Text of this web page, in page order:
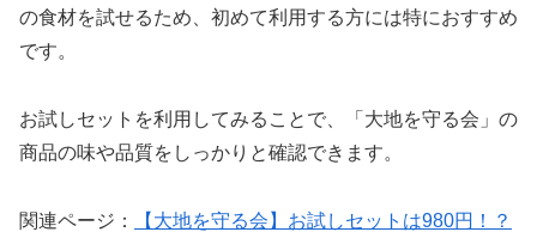
の食材を試せるため、初めて利用する方には特におすすめ
です。
お試しセットを利用してみることで、「大地を守る会」の
商品の味や品質をしっかりと確認できます。
関連ページ：
【大地を守る会】お試しセットは980円！？